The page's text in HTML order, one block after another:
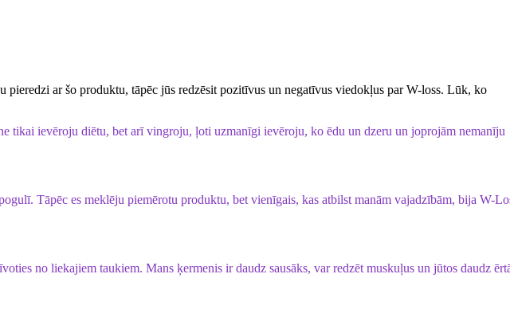
ar šo produktu, tāpēc jūs redzēsit pozitīvus un negatīvus viedokļus par W-loss. Lūk, ko
tikai ievēroju diētu, bet arī vingroju, ļoti uzmanīgi ievēroju, ko ēdu un dzeru un joprojām nemanīju
Tāpēc es meklēju piemērotu produktu, bet vienīgais, kas atbilst manām vajadzībām, bija W-
no liekajiem taukiem. Mans ķermenis ir daudz sausāks, var redzēt muskuļus un jūtos daudz